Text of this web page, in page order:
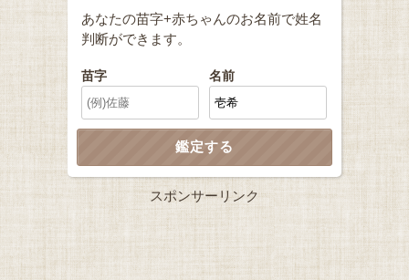
あなたの苗字+赤ちゃんのお名前で姓名
判断ができます。
苗字 名前
スポンサーリンク